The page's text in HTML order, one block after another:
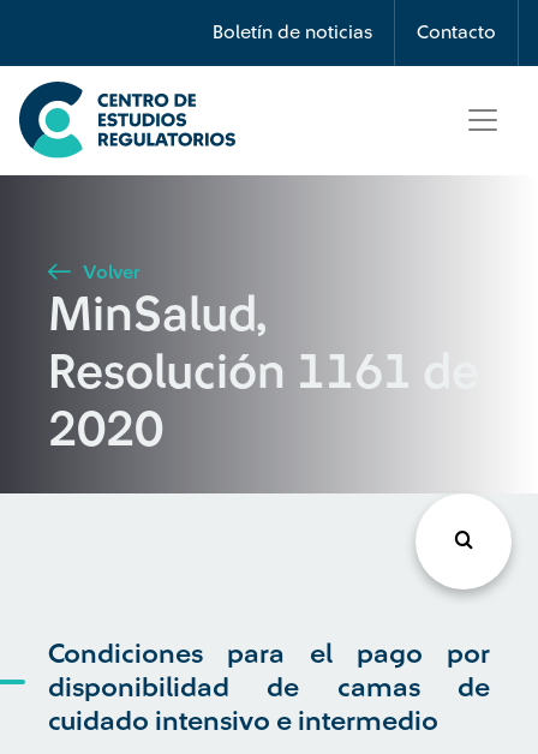
Boletín de noticias Contacto
Búsqueda
Seleccione país
Buscar
Volver
MinSalud,
Resolución 1161 de
2020
Condiciones para el pago por
disponibilidad de camas de
cuidado intensivo e intermedio